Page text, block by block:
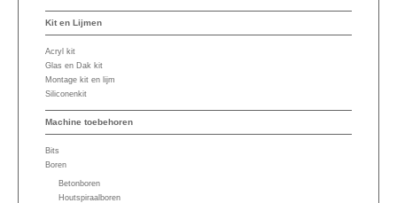
Kit en Lijmen
Acryl kit
Glas en Dak kit
Montage kit en lijm
Siliconenkit
Machine toebehoren
Bits
Boren
Betonboren
Houtspiraalboren